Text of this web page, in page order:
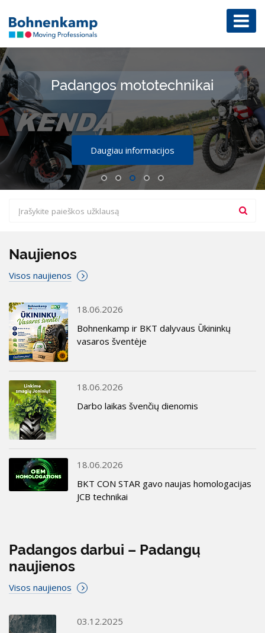
Padangos mototechnikai
Daugiau informacijos
Naujienos
Visos naujienos
18.06.2026
Bohnenkamp ir BKT dalyvaus Ūkininkų
vasaros šventėje
18.06.2026
Darbo laikas švenčių dienomis
18.06.2026
BKT CON STAR gavo naujas homologacijas
JCB technikai
Padangos darbui – Padangų
naujienos
Visos naujienos
03.12.2025